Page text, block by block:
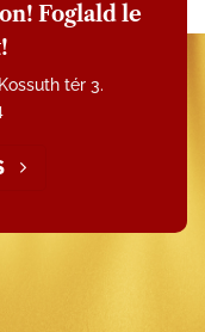
Foglald le
tér 3.